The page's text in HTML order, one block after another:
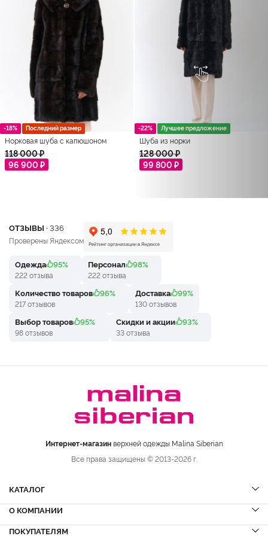
-18% Последний размер
Норковая шуба с капюшоном
118 000 ₽
96 900 ₽
-22% Лучшее предложение
Шуба из норки
128 000 ₽
99 800 ₽
ОТЗЫВЫ ·336
Проверены Яндексом
Одежда 95%
222 отзыва
Персонал 98%
222 отзыва
Количество товаров 96%
217 отзывов
Доставка 99%
130 отзывов
Выбор товаров 95%
98 отзывов
Скидки и акции 93%
33 отзыва
Интернет-магазинверхней одежды Malina Siberian
Все права защищены © 2013-2026 г.
КАТАЛОГ
Шубы
Шубы из норки
Дубленки
О КОМПАНИИ
Вопрос-ответ
ПОКУПАТЕЛЯМ